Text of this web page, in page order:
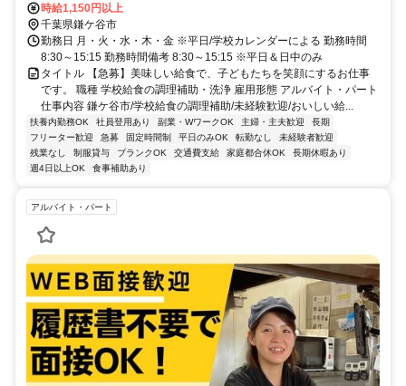
15分 ※八幡神社近く
時給1,150円以上
千葉県鎌ケ谷市
勤務日 月・火・水・木・金 ※平日/学校カレンダーによる 勤務時間
8:30～15:15 勤務時間備考 8:30～15:15 ※平日＆日中のみ
タイトル 【急募】美味しい給食で、子どもたちを笑顔にするお仕事
です。 職種 学校給食の調理補助・洗浄 雇用形態 アルバイト・パート
仕事内容 鎌ケ谷市/学校給食の調理補助/未経験歓迎/おいしい給...
扶養内勤務OK 社員登用あり 副業・WワークOK 主婦・主夫歓迎
長期
フリーター歓迎
急募 固定時間制 平日のみOK 転勤なし
未経験者歓迎
残業なし
制服貸与 ブランクOK 交通費支給 家庭都合休OK
長期休暇あり
週4日以上OK
食事補助あり
アルバイト・パート